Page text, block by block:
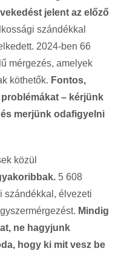
jelent az előző
szándékkal
2024-ben 66
mérgezés, amelyek
köthetők. Fontos,
– kérjünk
merjünk odafigyelni
közül
5 608
szándékkal, élvezeti
Mindig
ne hagyjunk
hogy ki mit vesz be